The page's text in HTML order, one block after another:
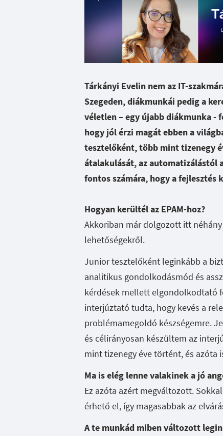
Tárkányi Evelin nem az IT-
Szegeden, diákmunkái pedig a
véletlen – egy újabb diákmunka -
hogy jól érzi magát ebben a
tesztelőként, több mint tizenegy
átalakulását, az automatizálástól
fontos számára, hogy a fejlesztés
Hogyan kerültél az EPAM-hoz?
Akkoriban már dolgozott itt
lehetőségekről.
Junior tesztelőként leginkább a
analitikus gondolkodásmód és
kérdések mellett elgondolkodtató
interjúztató tudta, hogy kevés a
problémamegoldó készségemre.
és célirányosan készültem az
mint tizenegy éve történt, és azóta
Ma is elég lenne valakinek a jó
Ez azóta azért megváltozott.
érhető el, így magasabbak az
A te munkád miben változott